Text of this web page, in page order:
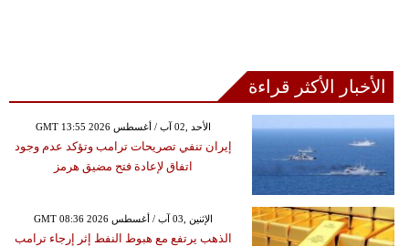
الأخبار الأكثر قراءة
GMT 13:55 2026 الأحد ,02 آب / أغسطس
إيران تنفي تصريحات ترامب وتؤكد عدم وجود
اتفاق لإعادة فتح مضيق هرمز
GMT 08:36 2026 الإثنين ,03 آب / أغسطس
الذهب يرتفع مع هبوط النفط إثر إرجاء ترامب